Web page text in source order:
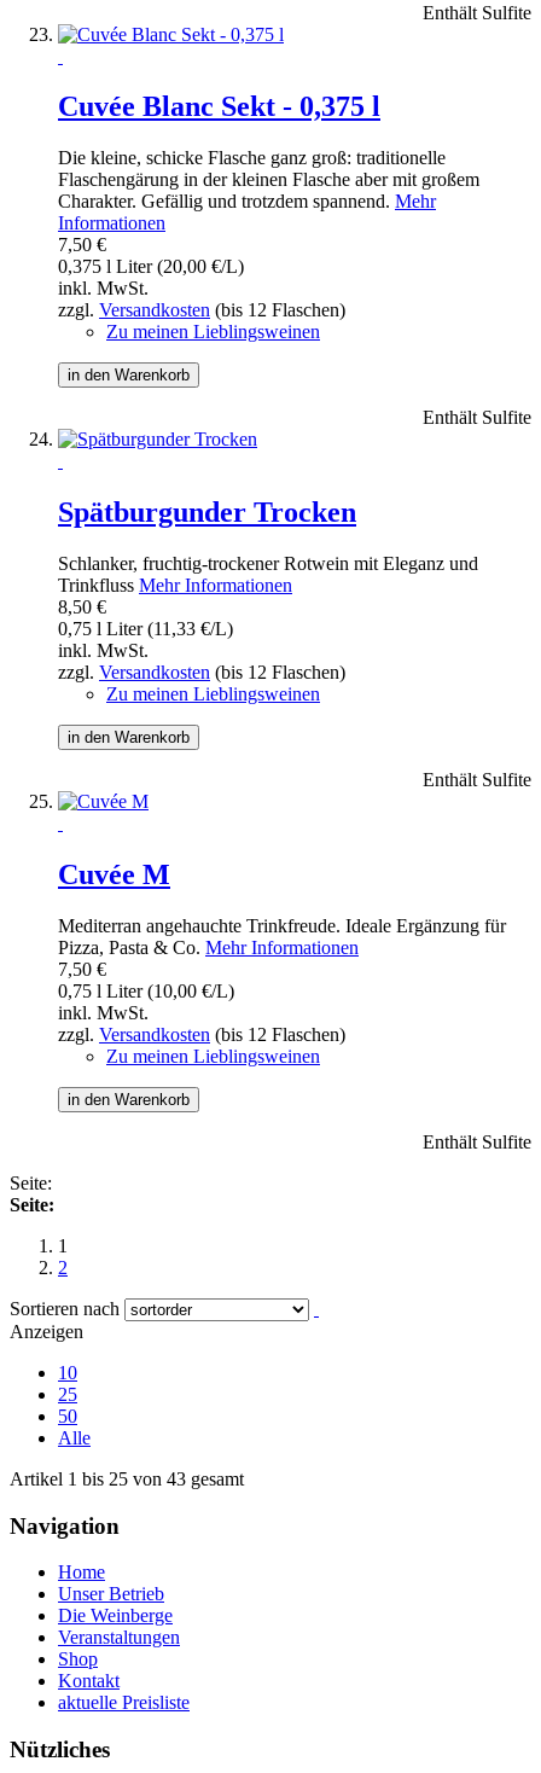
Enthält Sulfite
Cuvée Blanc Sekt - 0,375 l
Die kleine, schicke Flasche ganz groß: traditionelle
Flaschengärung in der kleinen Flasche aber mit großem
Charakter. Gefällig und trotzdem spannend. Mehr
Informationen
7,50 €
0,375 l Liter (20,00 €/L)
inkl. MwSt.
zzgl. Versandkosten (bis 12 Flaschen)
Zu meinen Lieblingsweinen
in den Warenkorb
Enthält Sulfite
Spätburgunder Trocken
Schlanker, fruchtig-trockener Rotwein mit Eleganz und
Trinkfluss Mehr Informationen
8,50 €
0,75 l Liter (11,33 €/L)
inkl. MwSt.
zzgl. Versandkosten (bis 12 Flaschen)
Zu meinen Lieblingsweinen
in den Warenkorb
Enthält Sulfite
Cuvée M
Mediterran angehauchte Trinkfreude. Ideale Ergänzung für
Pizza, Pasta & Co. Mehr Informationen
7,50 €
0,75 l Liter (10,00 €/L)
inkl. MwSt.
zzgl. Versandkosten (bis 12 Flaschen)
Zu meinen Lieblingsweinen
in den Warenkorb
Enthält Sulfite
Seite:
Seite:
1
2
Sortieren nach
Anzeigen
10
25
50
Alle
Artikel 1 bis 25 von 43 gesamt
Navigation
Home
Unser Betrieb
Die Weinberge
Veranstaltungen
Shop
Kontakt
aktuelle Preisliste
Nützliches